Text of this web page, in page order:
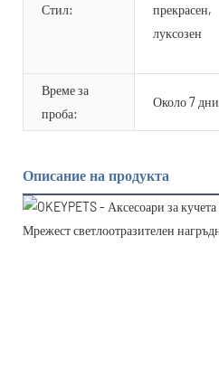
Стил:
прекрасен,
луксозен
Време за
проба:
Около 7 дни
Описание на продукта